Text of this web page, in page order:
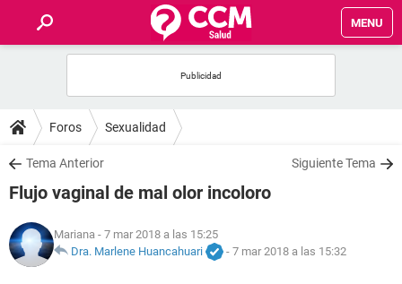
MENU
FOROS
SALUD
FAMILIA
NUTRICIÓN
Foros Sexualidad
Tema Anterior Siguiente Tema
Flujo vaginal de mal olor incoloro
Mariana - 7 mar 2018 a las 15:25
Dra. Marlene Huancahuari
- 7 mar 2018 a las 15:32